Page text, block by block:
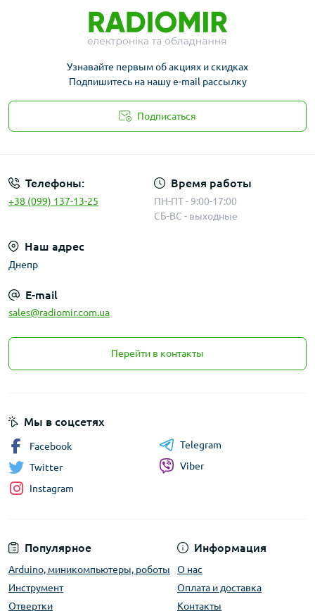
Узнавайте первым об акциях и скидках
Подпишитесь на нашу e-mail рассылку
Подписаться
Телефоны:
+38 (099) 137-13-25
Время работы
ПН-ПТ - 9:00-17:00
СБ-ВС - выходные
Наш адрес
Днепр
E-mail
sales@radiomir.com.ua
Перейти в контакты
Популярное
Arduino, миникомпьютеры, роботы
Инструмент
Отвертки
Информация
О нас
Оплата и доставка
Контакты
Мы в соцсетях
Facebook
Twitter
Instagram
Telegram
Viber